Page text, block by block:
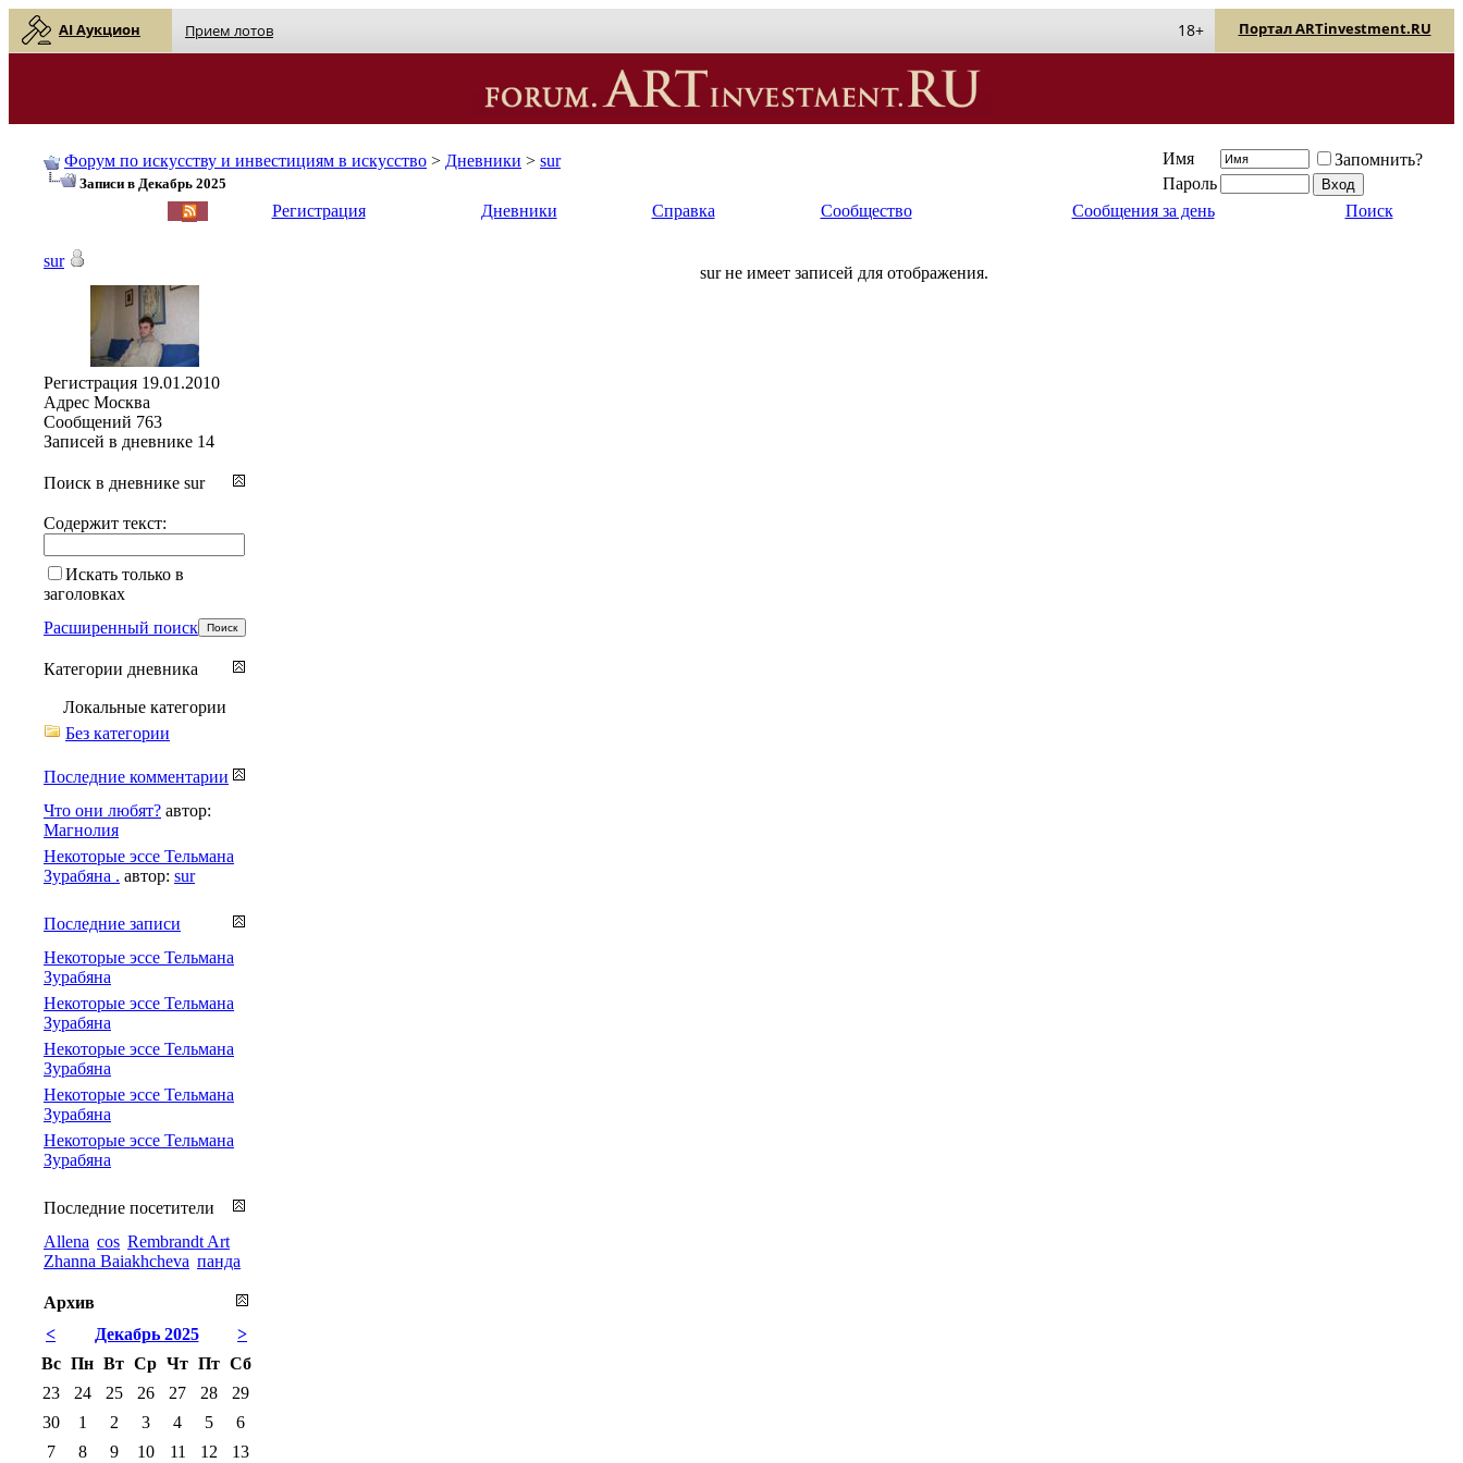
AI Аукцион Прием лотов Портал ARTinvestment.RU
18+
Форум по искусству и инвестициям в искусство > Дневники > sur
Записи в Декабрь 2025
Имя
Запомнить?
Пароль
Регистрация Дневники Справка Сообщество Сообщения за день Поиск
sur не имеет записей для отображения.
sur
Регистрация 19.01.2010
Адрес Москва
Сообщений 763
Записей в дневнике 14
Поиск в дневнике sur
Содержит текст:
Искать только в
заголовках
Расширенный поиск
Категории дневника
Локальные категории
Без категории
Последние комментарии
Что они любят? автор:
Магнолия
Некоторые эссе Тельмана
Зурабяна . автор: sur
Последние записи
Некоторые эссе Тельмана
Зурабяна
Некоторые эссе Тельмана
Зурабяна
Некоторые эссе Тельмана
Зурабяна
Некоторые эссе Тельмана
Зурабяна
Некоторые эссе Тельмана
Зурабяна
Последние посетители
Allena cos Rembrandt Art
Zhanna Baiakhcheva панда
Архив
<
>
Декабрь 2025
Вс Пн Вт Ср Чт Пт Сб
23
24 25 26 27 28
29
30
1 2 3 4 5
6
7
8 9 10 11 12 13